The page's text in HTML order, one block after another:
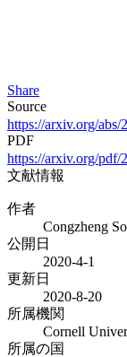
Share
Source
https://arxiv.org/abs/
PDF
https://arxiv.org/pdf/
文献情報
作者
Congzheng
公開日
2020-4-1
更新日
2020-8-20
所属機関
Cornell
所属の国